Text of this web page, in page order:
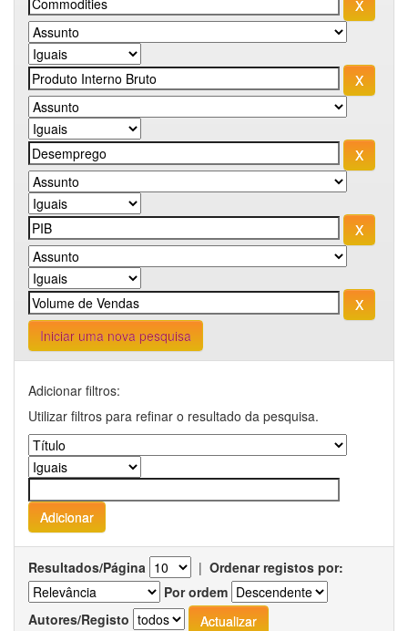
Iniciar uma nova pesquisa
Adicionar filtros:
Utilizar filtros para refinar o resultado da pesquisa.
Resultados/Página | Ordenar registos por:
Por ordem
Autores/Registo